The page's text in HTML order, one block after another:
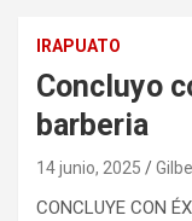
IRAPUATO
Concluyo
barberia
14 junio, 2025
CONCLUYE CON